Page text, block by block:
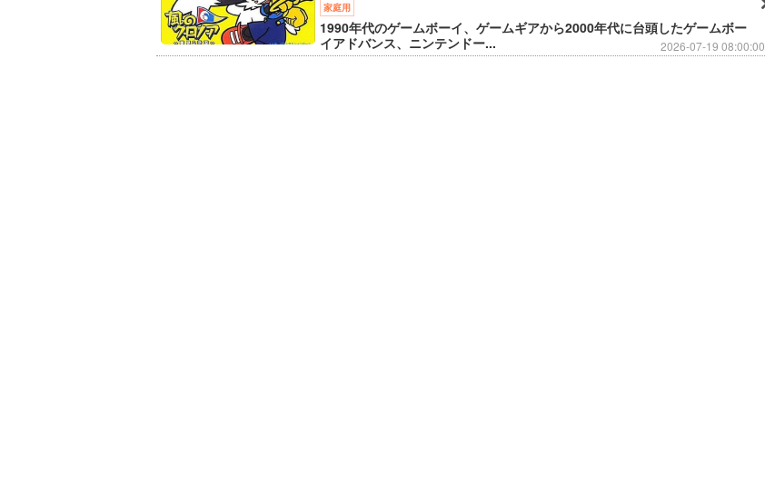
家庭用
1990年代のゲームボーイ、ゲームギアから2000年代に台頭したゲームボー
イアドバンス、ニンテンドー...
2026-07-19 08:00:00